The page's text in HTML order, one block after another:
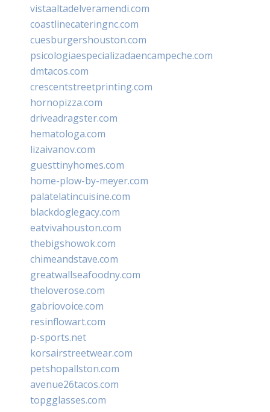
vistaaltadelveramendi.com
coastlinecateringnc.com
cuesburgershouston.com
psicologiaespecializadaencampeche.com
dmtacos.com
crescentstreetprinting.com
hornopizza.com
driveadragster.com
hematologa.com
lizaivanov.com
guesttinyhomes.com
home-plow-by-meyer.com
palatelatincuisine.com
blackdoglegacy.com
eatvivahouston.com
thebigshowok.com
chimeandstave.com
greatwallseafoodny.com
theloverose.com
gabriovoice.com
resinflowart.com
p-sports.net
korsairstreetwear.com
petshopallston.com
avenue26tacos.com
topgglasses.com